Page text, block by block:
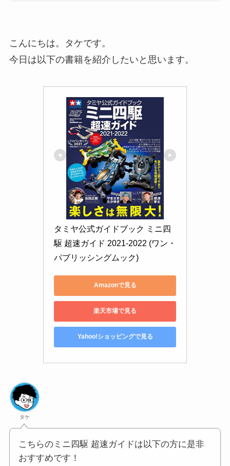
こんにちは。
タケです。
今日は以下の書籍を紹介したいと思います。
タミヤ公式ガイドブック ミニ四
駆 超速ガイド 2021-2022 (ワン・
パブリッシングムック)
Amazonで見る
楽天市場で見る
Yahoo!ショッピングで見る
タケ
こちらのミニ四駆 超速ガイドは以下の方に是非
おすすめです！